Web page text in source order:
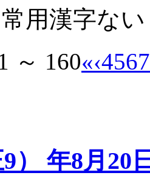
用漢字な
～ 160«‹4567
） 年8月20